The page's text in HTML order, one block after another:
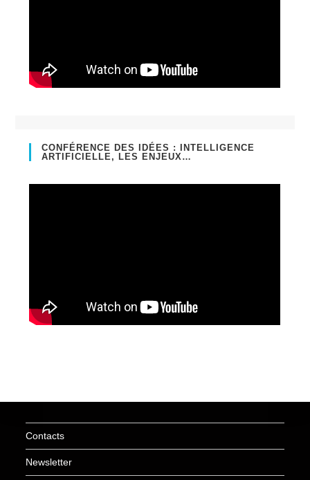
CONFÉRENCE DES IDÉES : INTELLIGENCE
ARTIFICIELLE, LES ENJEUX…
Contacts
Newsletter